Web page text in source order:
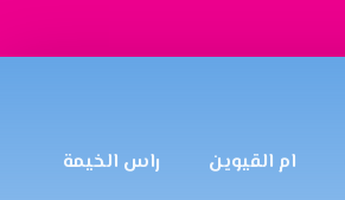
ام القيوين راس الخيمة